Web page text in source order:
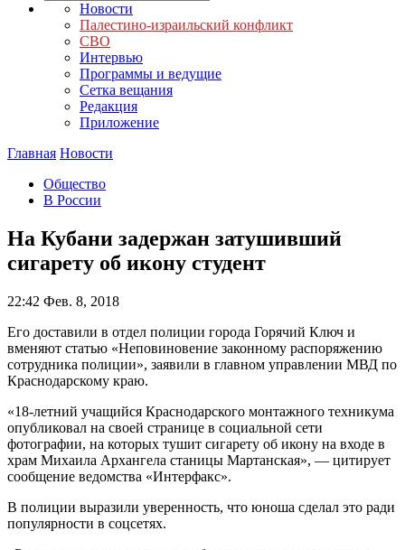
Новости
Палестино-израильский конфликт
СВО
Интервью
Программы и ведущие
Сетка вещания
Редакция
Приложение
Главная Новости
Общество
В России
На Кубани задержан затушивший
сигарету об икону студент
22:42 Фев. 8, 2018
Его доставили в отдел полиции города Горячий Ключ и
вменяют статью «Неповиновение законному распоряжению
сотрудника полиции», заявили в главном управлении МВД по
Краснодарскому краю.
«18-летний учащийся Краснодарского монтажного техникума
опубликовал на своей странице в социальной сети
фотографии, на которых тушит сигарету об икону на входе в
храм Михаила Архангела станицы Мартанская», — цитирует
сообщение ведомства «Интерфакс».
В полиции выразили уверенность, что юноша сделал это ради
популярности в соцсетях.